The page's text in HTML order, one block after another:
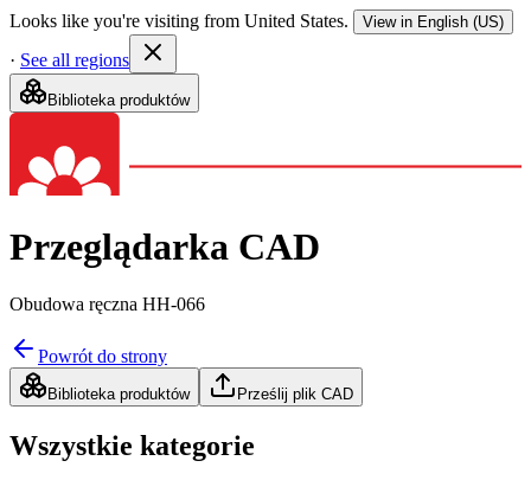
Looks like you're visiting from United States. View in English (US)
· See all regions
Biblioteka produktów
Przeglądarka CAD
Obudowa ręczna HH-066
Powrót do strony
Biblioteka produktów Prześlij plik CAD
Wszystkie kategorie